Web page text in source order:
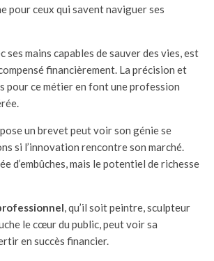
pour ceux qui savent naviguer ses
ses mains capables de sauver des vies, est
financièrement. La précision et
pour ce métier en font une profession
un brevet peut voir son génie se
si l’innovation rencontre son marché.
d’embûches, mais le potentiel de richesse
, qu’il soit peintre, sculpteur
le cœur du public, peut voir sa
en succès financier.